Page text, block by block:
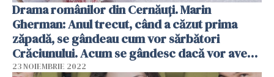
Drama românilor din Cernăuți. Marin
Gherman: Anul trecut, când a căzut prima
zăpadă, se gândeau cum vor sărbători
Crăciunului. Acum se gândesc dacă vor avea
curent / video
23 NOIEMBRIE 2022